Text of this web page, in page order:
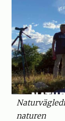
naturen